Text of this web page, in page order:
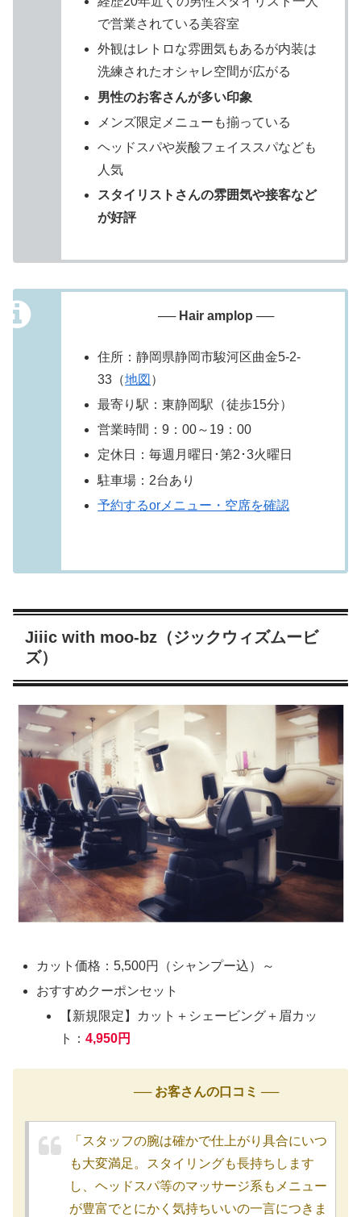
で営業されている美容室
外観はレトロな雰囲気もあるが内装は
洗練されたオシャレ空間が広がる
男性のお客さんが多い印象
メンズ限定メニューも揃っている
ヘッドスパや炭酸フェイススパなども
人気
スタイリストさんの雰囲気や接客など
が好評
── Hair amplop ──
住所：静岡県静岡市駿河区曲金5-2-
33（地図 ）
最寄り駅：東静岡駅（徒歩15分）
営業時間：9：00～19：00
定休日：毎週月曜日･第2･3火曜日
駐車場：2台あり
予約するorメニュー・空席を確認
Jiiic with moo-bz（ジックウィズムービ
ズ）
カット価格：5,500円（シャンプー込）～
おすすめクーポンセット
【新規限定】カット＋シェービング＋眉カッ
ト：4,950円
── お客さんの口コミ ──
「スタッフの腕は確かで仕上がり具合にいつ
も大変満足。スタイリングも長持ちします
し、ヘッドスパ等のマッサージ系もメニュー
が豊富でとにかく気持ちいいの一言につきま